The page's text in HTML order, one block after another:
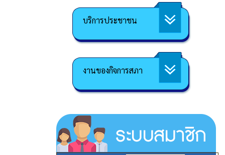
บริการประชาชน
งานของกิจการสภา